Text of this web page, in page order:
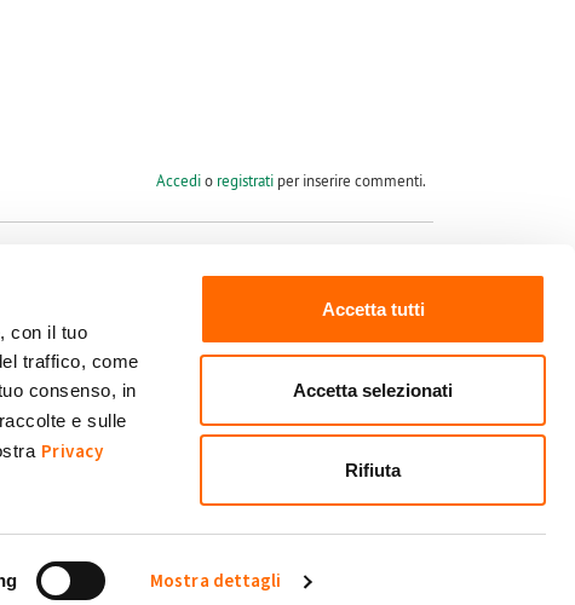
con il tuo
traffico, come
consenso, in
e sulle
Privacy
Mostra dettagli
Accetta tutti
Accetta selezionati
Rifiuta
Accedio registratiper inserire commenti.